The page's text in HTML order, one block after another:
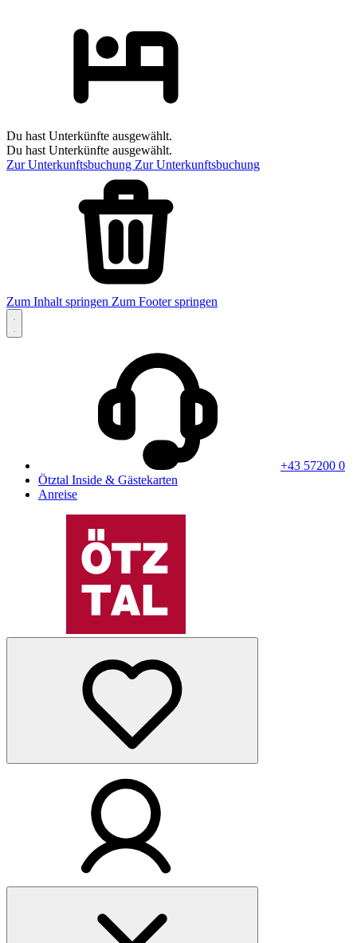
Du hast Unterkünfte ausgewählt.
Du hast Unterkünfte ausgewählt.
Zur Unterkunftsbuchung Zur Unterkunftsbuchung
Zum Inhalt springen Zum Footer springen
+43 57200 0
Ötztal Inside & Gästekarten
Anreise